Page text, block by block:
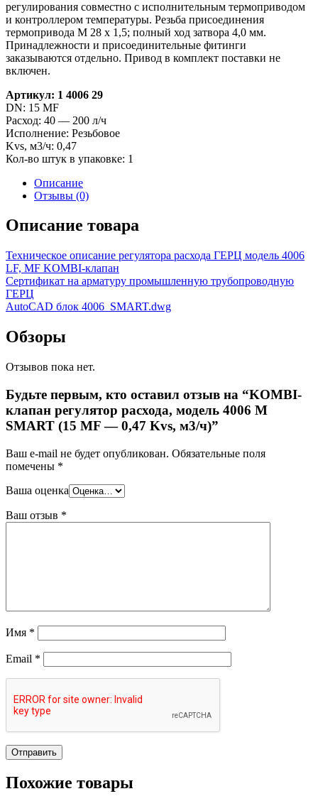
регулирования совместно с исполнительным термоприводом
и контроллером температуры. Резьба присоединения
термопривода М 28 х 1,5; полный ход затвора 4,0 мм.
Принадлежности и присоединительные фитинги
заказываются отдельно. Привод в комплект поставки не
включен.
Артикул: 1 4006 29
DN: 15 MF
Расход: 40 — 200 л/ч
Исполнение: Резьбовое
Kvs, м3/ч: 0,47
Кол-во штук в упаковке: 1
Описание
Отзывы (0)
Описание товара
Техническое описание регулятора расхода ГЕРЦ модель 4006
LF, MF KOMBI-клапан
Сертификат на арматуру промышленную трубопроводную
ГЕРЦ
AutoCAD блок 4006_SMART.dwg
Обзоры
Отзывов пока нет.
Будьте первым, кто оставил отзыв на “KOMBI-
клапан регулятор расхода, модель 4006 M
SMART (15 MF — 0,47 Kvs, м3/ч)”
Ваш e-mail не будет опубликован. Обязательные поля
помечены *
Ваша оценка
Ваш отзыв *
Имя *
Email *
Похожие товары